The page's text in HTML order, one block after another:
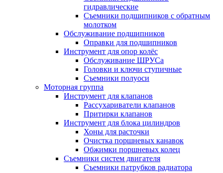
гидравлические
Съемники подшипников с обратным
молотком
Обслуживание подшипников
Оправки для подшипников
Инструмент для опор колёс
Обслуживание ШРУСа
Головки и ключи ступичные
Съемники полуоси
Моторная группа
Инструмент для клапанов
Рассухариватели клапанов
Притирки клапанов
Инструмент для блока цилиндров
Хоны для расточки
Очистка поршневых канавок
Обжимки поршневых колец
Съемники систем двигателя
Съемники патрубков радиатора